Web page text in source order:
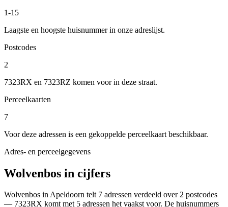
1-15
Laagste en hoogste huisnummer in onze adreslijst.
Postcodes
2
7323RX en 7323RZ komen voor in deze straat.
Perceelkaarten
7
Voor deze adressen is een gekoppelde perceelkaart beschikbaar.
Adres- en perceelgegevens
Wolvenbos in cijfers
Wolvenbos in Apeldoorn telt 7 adressen verdeeld over 2 postcodes
— 7323RX komt met 5 adressen het vaakst voor. De huisnummers